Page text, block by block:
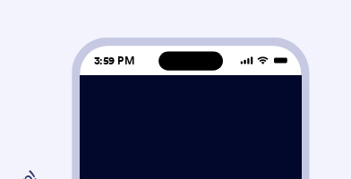
3:59 PM